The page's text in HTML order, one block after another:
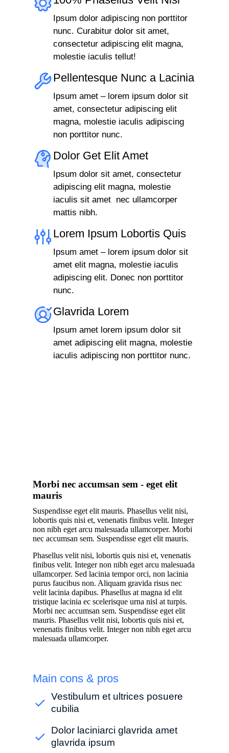
Ipsum dolor adipiscing non porttitor
nunc. Curabitur dolor sit amet,
consectetur adipiscing elit magna,
molestie iaculis tellut!
Pellentesque Nunc a Lacinia
Ipsum amet – lorem ipsum dolor sit
amet, consectetur adipiscing elit
magna, molestie iaculis adipiscing
non porttitor nunc.
Dolor Get Elit Amet
Ipsum dolor sit amet, consectetur
adipiscing elit magna, molestie
iaculis sit amet nec ullamcorper
mattis nibh.
Lorem Ipsum Lobortis Quis
Ipsum amet – lorem ipsum dolor sit
amet elit magna, molestie iaculis
adipiscing elit. Donec non porttitor
nunc.
Glavrida Lorem
Ipsum amet lorem ipsum dolor sit
amet adipiscing elit magna, molestie
iaculis adipiscing non porttitor nunc.
Morbi nec accumsan sem - eget elit
mauris
Suspendisse eget elit mauris. Phasellus velit nisi,
lobortis quis nisi et, venenatis finibus velit. Integer
non nibh eget arcu malesuada ullamcorper. Morbi
nec accumsan sem. Suspendisse eget elit mauris.
Phasellus velit nisi, lobortis quis nisi et, venenatis
finibus velit. Integer non nibh eget arcu malesuada
ullamcorper. Sed lacinia tempor orci, non lacinia
purus faucibus non. Aliquam gravida risus nec
velit lacinia dapibus. Phasellus at magna id elit
tristique lacinia ec scelerisque urna nisl at turpis.
Morbi nec accumsan sem. Suspendisse eget elit
mauris. Phasellus velit nisi, lobortis quis nisi et,
venenatis finibus velit. Integer non nibh eget arcu
malesuada ullamcorper.
Main cons & pros
Vestibulum et ultrices posuere
cubilia
Dolor laciniarci glavrida amet
glavrida ipsum